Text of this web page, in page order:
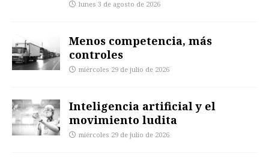
lunes 3 de agosto de 2026
Menos competencia, más
controles
miércoles 29 de julio de 2026
Inteligencia artificial y el
movimiento ludita
miércoles 29 de julio de 2026